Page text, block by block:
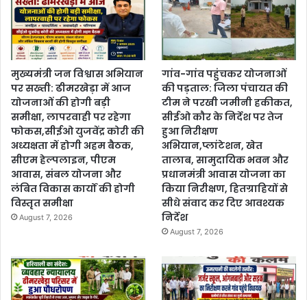
मुख्यमंत्री जन विश्वास अभियान
पर सख्ती: ढीमरखेड़ा में आज
योजनाओं की होगी बड़ी
समीक्षा, लापरवाही पर रहेगा
फोकस,सीईओ युजवेंद्र कोरी की
अध्यक्षता में होगी अहम बैठक,
सीएम हेल्पलाइन, पीएम
आवास, संबल योजना और
लंबित विकास कार्यों की होगी
विस्तृत समीक्षा
August 7, 2026
गांव-गांव पहुंचकर योजनाओं
की पड़ताल: जिला पंचायत की
टीम ने परखी जमीनी हकीकत,
सीईओ कौर के निर्देश पर तेज
हुआ निरीक्षण
अभियान,प्लांटेशन, खेत
तालाब, सामुदायिक भवन और
प्रधानमंत्री आवास योजना का
किया निरीक्षण, हितग्राहियों से
सीधे संवाद कर दिए आवश्यक
निर्देश
August 7, 2026